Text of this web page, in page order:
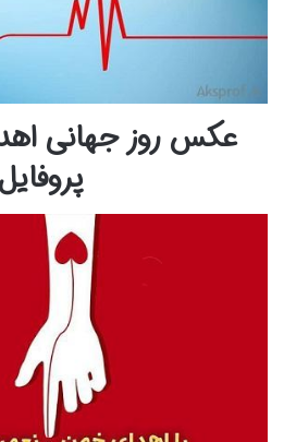
عکس روز جهانی
پروفایل